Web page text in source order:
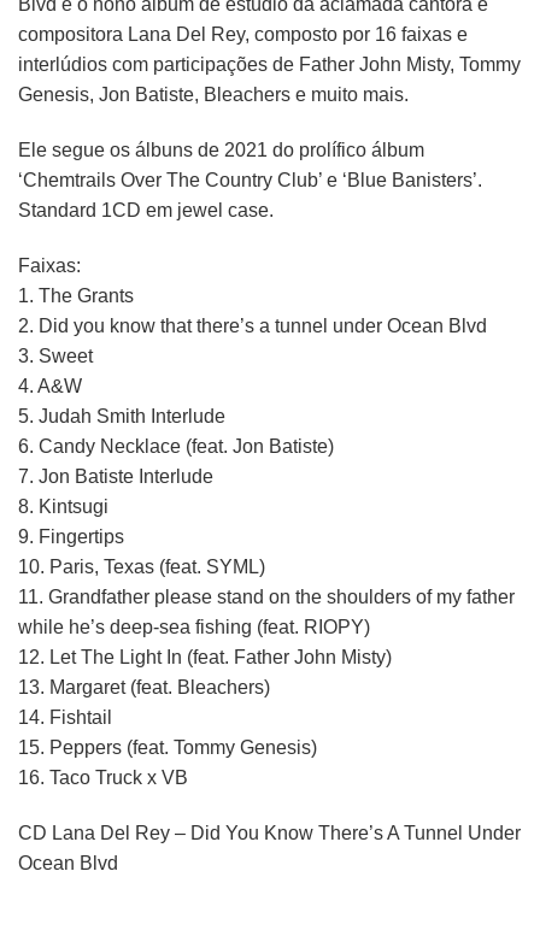
Blvd é o nono álbum de estúdio da aclamada cantora e
compositora Lana Del Rey, composto por 16 faixas e
interlúdios com participações de Father John Misty, Tommy
Genesis, Jon Batiste, Bleachers e muito mais.
Ele segue os álbuns de 2021 do prolífico álbum
‘Chemtrails Over The Country Club’ e ‘Blue Banisters’.
Standard 1CD em jewel case.
Faixas:
1. The Grants
2. Did you know that there’s a tunnel under Ocean Blvd
3. Sweet
4. A&W
5. Judah Smith Interlude
6. Candy Necklace (feat. Jon Batiste)
7. Jon Batiste Interlude
8. Kintsugi
9. Fingertips
10. Paris, Texas (feat. SYML)
11. Grandfather please stand on the shoulders of my father
while he’s deep-sea fishing (feat. RIOPY)
12. Let The Light In (feat. Father John Misty)
13. Margaret (feat. Bleachers)
14. Fishtail
15. Peppers (feat. Tommy Genesis)
16. Taco Truck x VB
CD Lana Del Rey – Did You Know There’s A Tunnel Under
Ocean Blvd